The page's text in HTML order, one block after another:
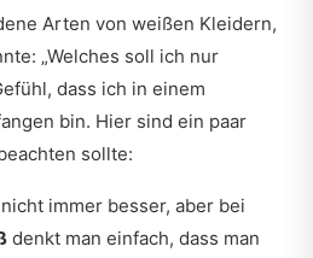
Arten von weißen Kleidern,
„Welches soll ich nur
dass ich in einem
bin. Hier sind ein paar
sollte:
immer besser, aber bei
denkt man einfach, dass man